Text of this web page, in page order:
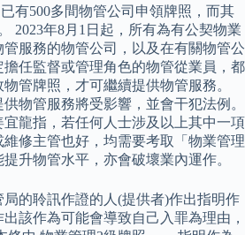
有500多間物管公司申領牌照，而其
2023年8月1日起，所有為有公契物業
服務的物管公司，以及在有關物管公
任監督或管理角色的物管從業員，都
管牌照，才可繼續提供物管服務。
物管服務將受影響，並會干犯法例。
龍指，若任何人士涉及以上其中一項
修主管也好，均需要考取「物業管理
升物管水平，亦會破壞業內運作。
的聆訊作證的人(提供者)作出指明作
該作為可能會導致自己入罪為理由，